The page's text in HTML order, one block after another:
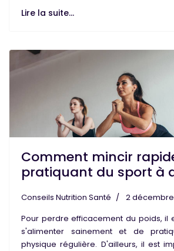
Lire la suite...
Comment mincir
pratiquant du sport à
Conseils Nutrition Santé
2 décembre
Pour perdre efficacement du poids, il
s'alimenter
sainementet de
physique régulière. D'ailleurs, il est